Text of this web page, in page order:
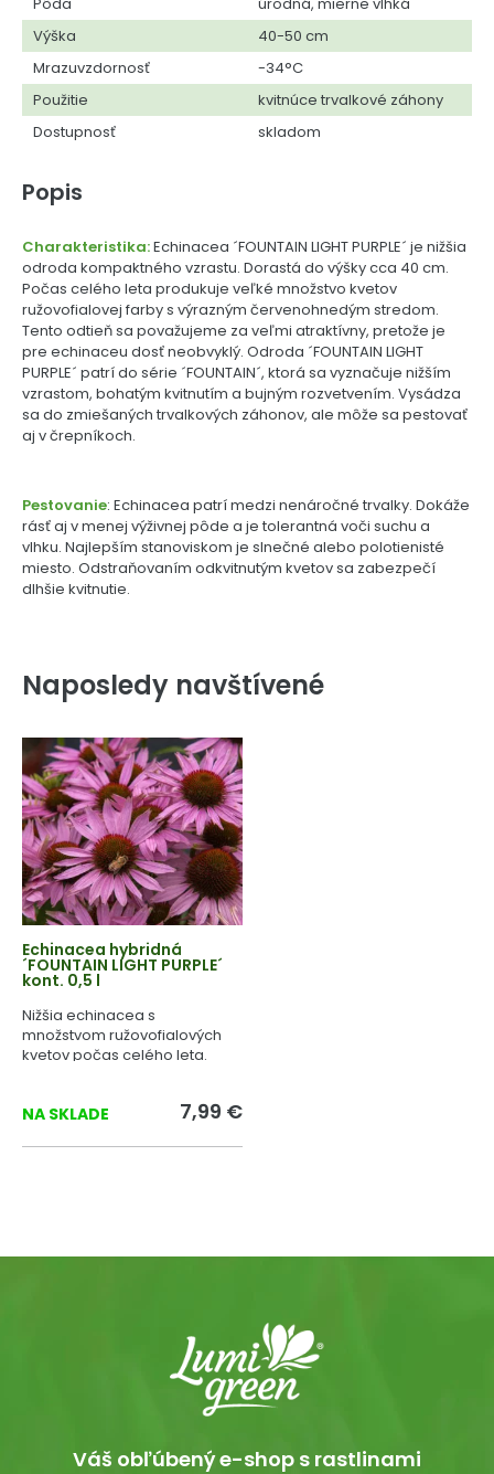
Výška
40-50 cm
Mrazuvzdornosť
-34°C
Použitie
kvitnúce trvalkové záhony
Dostupnosť
skladom
Popis
Charakteristika:Echinacea ´FOUNTAIN LIGHT PURPLE´ je nižšia
odroda kompaktného vzrastu. Dorastá do výšky cca 40 cm.
Počas celého leta produkuje veľké množstvo kvetov
ružovofialovej farby s výrazným červenohnedým stredom.
Tento odtieň sa považujeme za veľmi atraktívny, pretože je
pre echinaceu dosť neobvyklý. Odroda ´FOUNTAIN LIGHT
PURPLE´ patrí do série ´FOUNTAIN´, ktorá sa vyznačuje nižším
vzrastom, bohatým kvitnutím a bujným rozvetvením. Vysádza
sa do zmiešaných trvalkových záhonov, ale môže sa pestovať
aj v črepníkoch.
Pestovanie: Echinacea patrí medzi nenáročné trvalky. Dokáže
rásť aj v menej výživnej pôde a je tolerantná voči suchu a
vlhku. Najlepším stanoviskom je slnečné alebo polotienisté
miesto. Odstraňovaním odkvitnutým kvetov sa zabezpečí
dlhšie kvitnutie.
Naposledy navštívené
Echinacea hybridná
´FOUNTAIN LIGHT PURPLE´
kont. 0,5 l
Nižšia echinacea s
množstvom ružovofialových
kvetov počas celého leta.
NA SKLADE 7,99 €
Váš obľúbený e-shop s rastlinami